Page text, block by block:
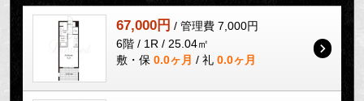
67,000円 / 管理費 7,000円
6階 / 1R / 25.04㎡
敷・保 0.0ヶ月 / 礼 0.0ヶ月